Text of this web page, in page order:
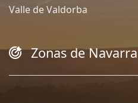
Valle de Valdorba
Zonas de Navarra